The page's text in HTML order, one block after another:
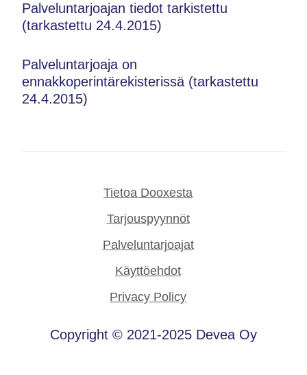
Palveluntarjoajan tiedot tarkistettu
(tarkastettu 24.4.2015)
Palveluntarjoaja on
ennakkoperintärekisterissä (tarkastettu
24.4.2015)
Tietoa Dooxesta
Tarjouspyynnöt
Palveluntarjoajat
Käyttöehdot
Privacy Policy
Copyright © 2021-2025 Devea Oy